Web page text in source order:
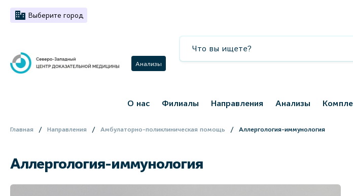
Выберите город
Анализы
О нас Филиалы Направления Анализы
Главная Направления Амбулаторно-поликлиническая помощь Аллергология-иммунология
Аллергология-иммунология